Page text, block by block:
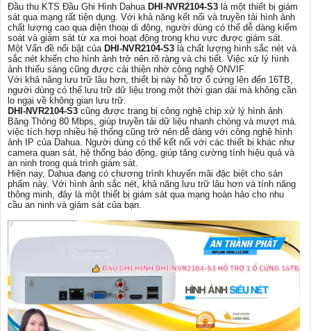
Đầu thu KTS Đầu Ghi Hình Dahua DHI-NVR2104-S3 là một thiết bị giám
sát qua mạng rất tiện dụng. Với khả năng kết nối và truyền tải hình ảnh
chất lượng cao qua điện thoại di động, người dùng có thể dễ dàng kiểm
soát và giám sát từ xa mọi hoạt động trong khu vực được giám sát.
Một Vấn đề nổi bật của DHI-NVR2104-S3 là chất lượng hình sắc nét và
sắc nét khiến cho hình ảnh trở nên rõ ràng và chi tiết. Việc xử lý hình
ảnh thiếu sáng cũng được cải thiện nhờ công nghệ ONVIF.
Với khả năng lưu trữ lâu hơn, thiết bị này hỗ trợ ổ cứng lên đến 16TB,
người dùng có thể lưu trữ dữ liệu trong một thời gian dài mà không cần
lo ngại về không gian lưu trữ.
DHI-NVR2104-S3 cũng được trang bị công nghệ chip xử lý hình ảnh
Băng Thông 80 Mbps, giúp truyền tải dữ liệu nhanh chóng và mượt mà.
việc tích hợp nhiều hệ thống cũng trở nên dễ dàng với công nghệ hình
ảnh IP của Dahua. Người dùng có thể kết nối với các thiết bị khác như
camera quan sát, hệ thống báo động, giúp tăng cường tính hiệu quả và
an ninh trong quá trình giám sát.
Hiện nay, Dahua đang có chương trình khuyến mãi đặc biệt cho sản
phẩm này. Với hình ảnh sắc nét, khả năng lưu trữ lâu hơn và tính năng
thông minh, đây là một thiết bị giám sát qua mạng hoàn hảo cho nhu
cầu an ninh và giám sát của bạn.